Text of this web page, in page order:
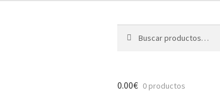
por:
0.00€ 0 productos